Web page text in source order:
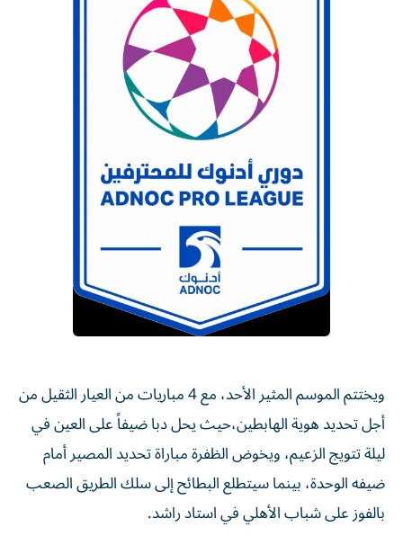
ويختتم الموسم المثير الأحد، مع 4 مباريات من العيار الثقيل من
أجل تحديد هوية الهابطين،حيث يحل دبا ضيفاً على العين في
ليلة تتويج الزعيم، ويخوض الظفرة مباراة تحديد المصير أمام
ضيفه الوحدة، بينما سيتطلع البطائح إلى سلك الطريق الصعب
بالفوز على شباب الأهلي في استاد راشد.